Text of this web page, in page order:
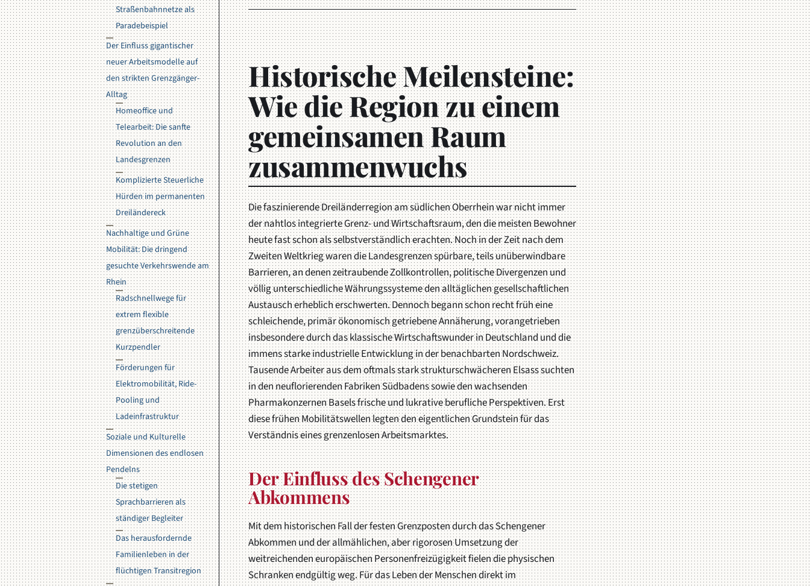
Straßenbahnnetze als
Paradebeispiel
Der Einfluss gigantischer
neuer Arbeitsmodelle auf
den strikten Grenzgänger-
Alltag
Homeoffice und
Telearbeit: Die sanfte
Revolution an den
Landesgrenzen
Komplizierte Steuerliche
Hürden im permanenten
Dreiländereck
Nachhaltige und Grüne
Mobilität: Die dringend
gesuchte Verkehrswende am
Rhein
Radschnellwege für
extrem flexible
grenzüberschreitende
Kurzpendler
Förderungen für
Elektromobilität, Ride-
Pooling und
Ladeinfrastruktur
Soziale und Kulturelle
Dimensionen des endlosen
Pendelns
Die stetigen
Sprachbarrieren als
ständiger Begleiter
Das herausfordernde
Familienleben in der
flüchtigen Transitregion
Historische Meilensteine:
Wie die Region zu einem
gemeinsamen Raum
zusammenwuchs
Die faszinierende Dreiländerregion am südlichen Oberrhein war nicht immer
der nahtlos integrierte Grenz- und Wirtschaftsraum, den die meisten Bewohner
heute fast schon als selbstverständlich erachten. Noch in der Zeit nach dem
Zweiten Weltkrieg waren die Landesgrenzen spürbare, teils unüberwindbare
Barrieren, an denen zeitraubende Zollkontrollen, politische Divergenzen und
völlig unterschiedliche Währungssysteme den alltäglichen gesellschaftlichen
Austausch erheblich erschwerten. Dennoch begann schon recht früh eine
schleichende, primär ökonomisch getriebene Annäherung, vorangetrieben
insbesondere durch das klassische Wirtschaftswunder in Deutschland und die
immens starke industrielle Entwicklung in der benachbarten Nordschweiz.
Tausende Arbeiter aus dem oftmals stark strukturschwächeren Elsass suchten
in den neuflorierenden Fabriken Südbadens sowie den wachsenden
Pharmakonzernen Basels frische und lukrative berufliche Perspektiven. Erst
diese frühen Mobilitätswellen legten den eigentlichen Grundstein für das
Verständnis eines grenzenlosen Arbeitsmarktes.
Der Einfluss des Schengener
Abkommens
Mit dem historischen Fall der festen Grenzposten durch das Schengener
Abkommen und der allmählichen, aber rigorosen Umsetzung der
weitreichenden europäischen Personenfreizügigkeit fielen die physischen
Schranken endgültig weg. Für das Leben der Menschen direkt im